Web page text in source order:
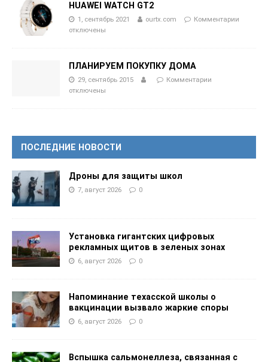
HUAWEI WATCH GT2
1, сентябрь 2021 ourtx.com
Комментарии
отключены
ПЛАНИРУЕМ ПОКУПКУ ДОМА
29, сентябрь 2015
Комментарии
отключены
ПОСЛЕДНИЕ НОВОСТИ
Дроны для защиты школ
7, август 2026 0
Установка гигантских цифровых
рекламных щитов в зеленых зонах
6, август 2026 0
Напоминание техасской школы о
вакцинации вызвало жаркие споры
6, август 2026 0
Вспышка сальмонеллеза, связанная с